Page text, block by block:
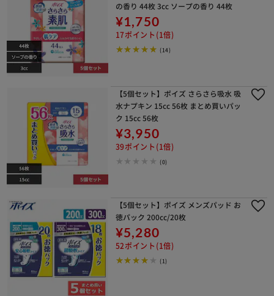
の香り 44枚 3cc ソープの香り 44枚
¥1,750
17ポイント(1倍)
(14)
【5個セット】ポイズ さらさら吸水 吸
水ナプキン 15cc 56枚 まとめ買いパッ
ク 15cc 56枚
¥3,950
39ポイント(1倍)
(0)
【5個セット】ポイズ メンズパッド お
徳パック 200cc/20枚
¥5,280
52ポイント(1倍)
(1)